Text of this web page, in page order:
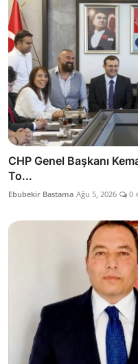
CHP Genel Başkanı
To...
Ebubekir Bastama Ağu 5, 2026 0